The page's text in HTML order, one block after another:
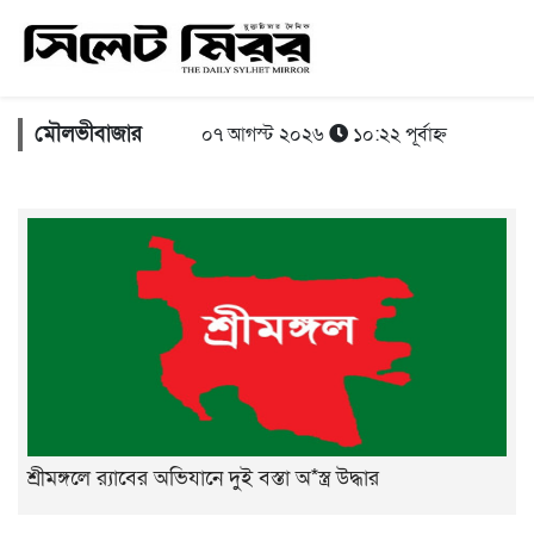
মৌলভীবাজার ০৭ আগস্ট ২০২৬ ১০:২২ পূর্বাহ্ন
শ্রীমঙ্গলে র‌্যাবের অভিযানে দুই বস্তা অ*স্ত্র উদ্ধার